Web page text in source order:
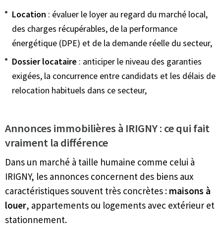
Location : évaluer le loyer au regard du marché local,
des charges récupérables, de la performance
énergétique (DPE) et de la demande réelle du secteur,
Dossier locataire : anticiper le niveau des garanties
exigées, la concurrence entre candidats et les délais de
relocation habituels dans ce secteur,
Annonces immobilières à IRIGNY : ce qui fait
vraiment la différence
Dans un marché à taille humaine comme celui à
IRIGNY, les annonces concernent des biens aux
caractéristiques souvent très concrètes : maisons à
louer, appartements ou logements avec extérieur et
stationnement.